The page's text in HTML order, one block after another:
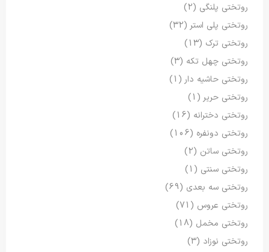
روتختی پلنگی (2)
روتختی پلی استر (32)
روتختی ترک (13)
روتختی چهل تکه (3)
روتختی حاشیه دار (1)
روتختی حریر (1)
روتختی دخترانه (16)
روتختی دونفره (106)
روتختی ساتن (2)
روتختی سنتی (1)
روتختی سه بعدی (69)
روتختی عروس (71)
روتختی مخمل (18)
روتختی نوزاد (3)